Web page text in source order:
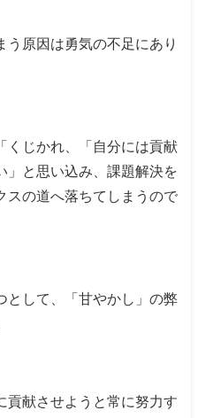
う原因は勇気の不足にあり
くじかれ、「自分には貢献
」と思い込み、課題解決を
スの道へ落ちてしまうので
として、「甘やかし」の弊
貢献させようと常に努力す